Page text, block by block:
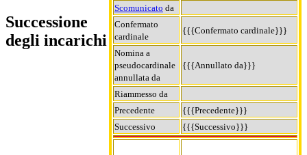
Scomunicato da
Confermato
cardinale
{{{Confermato cardinale}}}
Nomina a
pseudocardinale
annullata da
{{{Annullato da}}}
Riammesso da
Precedente
{{{Precedente}}}
Successivo
{{{Successivo}}}
Successione
degli incarichi